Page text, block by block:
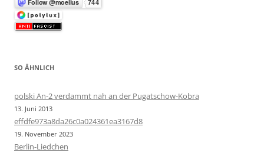
SO ÄHNLICH
polski An-2 verdammt nah an der Pugatschow-Kobra
13. Juni 2013
effdfe973a8da26c0a024361ea3167d8
19. November 2023
Berlin-Liedchen